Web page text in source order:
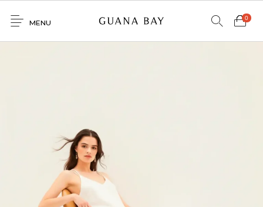
Home
Mayorista
MENU
0